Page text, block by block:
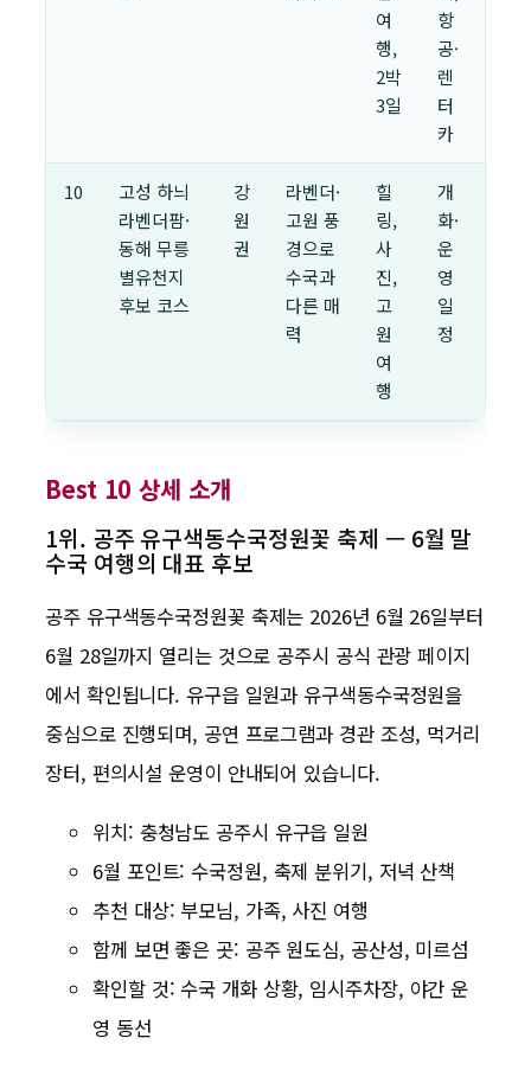
여
행,
2박
3일
항
공·
렌
터
카
10
고성 하늬
라벤더팜·
동해 무릉
별유천지
후보 코스
강
원
권
라벤더·
고원 풍
경으로
수국과
다른 매
력
힐
링,
사
진,
고
원
여
행
개
화·
운
영
일
정
Best 10 상세 소개
1위. 공주 유구색동수국정원꽃 축제 — 6월 말
수국 여행의 대표 후보
공주 유구색동수국정원꽃 축제는 2026년 6월 26일부터
6월 28일까지 열리는 것으로 공주시 공식 관광 페이지
에서 확인됩니다. 유구읍 일원과 유구색동수국정원을
중심으로 진행되며, 공연 프로그램과 경관 조성, 먹거리
장터, 편의시설 운영이 안내되어 있습니다.
위치: 충청남도 공주시 유구읍 일원
6월 포인트: 수국정원, 축제 분위기, 저녁 산책
추천 대상: 부모님, 가족, 사진 여행
함께 보면 좋은 곳: 공주 원도심, 공산성, 미르섬
확인할 것: 수국 개화 상황, 임시주차장, 야간 운
영 동선